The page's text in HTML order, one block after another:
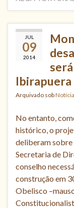
JUL
09
2014
Ibirapuera
Arquivado sob
No entanto,
histórico, o
deliberam sobre
Secretaria de
conselho
construção em
Obelisco